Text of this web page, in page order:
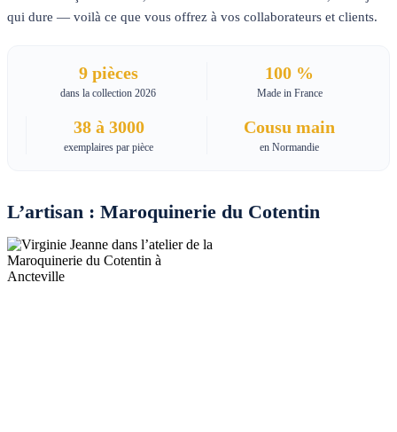
qui dure — voilà ce que vous offrez à vos collaborateurs et clients.
9 pièces
dans la collection 2026
100 %
Made in France
38 à 3000
exemplaires par pièce
Cousu main
en Normandie
L’artisan : Maroquinerie du Cotentin